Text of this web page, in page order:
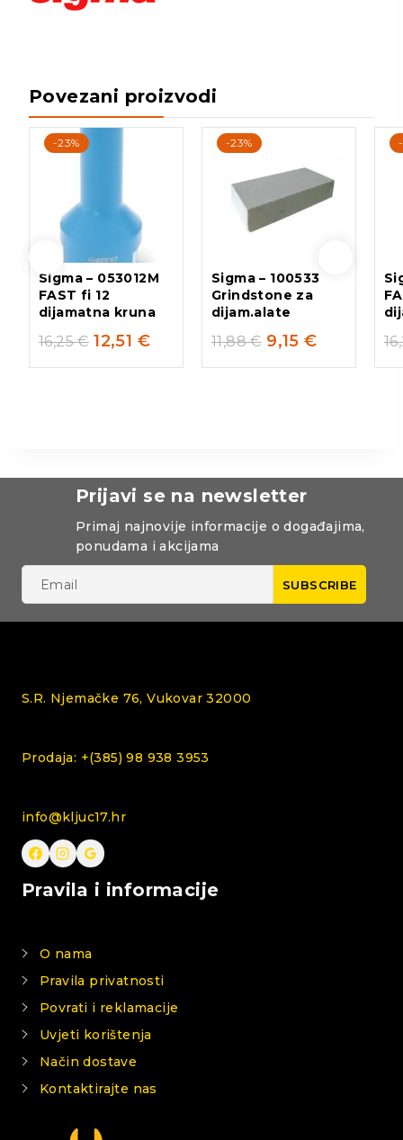
Povezani proizvodi
-23%
Sigma – 053012M
FAST fi 12
dijamatna kruna
16,25€ 12,51 €
-23%
Sigma – 100533
Grindstone za
dijam.alate
11,88€ 9,15€
Prijavi se na newsletter
Primaj najnovije informacije o događajima,
ponudama i akcijama
S.R. Njemačke 76, Vukovar 32000
Prodaja: +(385) 98 938 3953
info@kljuc17.hr
Pravila i informacije
O nama
Pravila privatnosti
Povrati i reklamacije
Uvjeti korištenja
Način dostave
Kontaktirajte nas